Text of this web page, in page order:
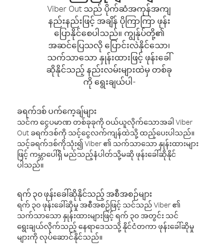
Viber Out သည် ပိုက်ဆံအကုန်အကျ
နည်းနည်းဖြင့် အချိန် ပိုကြာကြာ ဖုန်း
ပြောနိုင်စေပါသည်။ ကျွန်ုပ်တို့၏
အဆင်ပြေသလို ပြောင်းလဲနိုင်သော၊
သက်သာသော နှုန်းထားဖြင့် ဖုန်းခေါ်
ဆိုနိုင်သည့် နည်းလမ်းများထဲမှ တစ်ခု
ကို ရွေးချယ်ပါ-
ခရက်ဒစ် ပက်ကေ့ချ်များ
သင်က ငွေပမာဏ တစ်ခုခုကို ဝယ်ယူလိုက်သောအခါ Viber
Out ခရက်ဒစ်ကို သင့်ငွေလက်ကျန်ထဲသို့ ထည့်ပေးပါသည်။
သင့်ခရက်ဒစ်ကိုသုံး၍ Viber ၏ သက်သာသော နှုန်းထားများ
ဖြင့် ကမ္ဘာပေါ်ရှိ မည်သည့်နံပါတ်သို့မဆို ဖုန်းခေါ်ဆိုနိုင်
ပါသည်။
ရက် ၃၀ ဖုန်းခေါ်ဆိုနိုင်သည့် အစီအစဉ်များ
ရက် ၃၀ ဖုန်းခေါ်ဆိုမှု အစီအစဉ်ဖြင့် သင်သည် Viber ၏
သက်သာသော နှုန်းထားများဖြင့် ရက် ၃၀ အတွင်း သင်
ရွေးချယ်လိုက်သည့် နေရာဒေသသို့ နိုင်ငံတကာ ဖုန်းခေါ်ဆိုမှု
များကို လုပ်ဆောင်နိုင်သည်။